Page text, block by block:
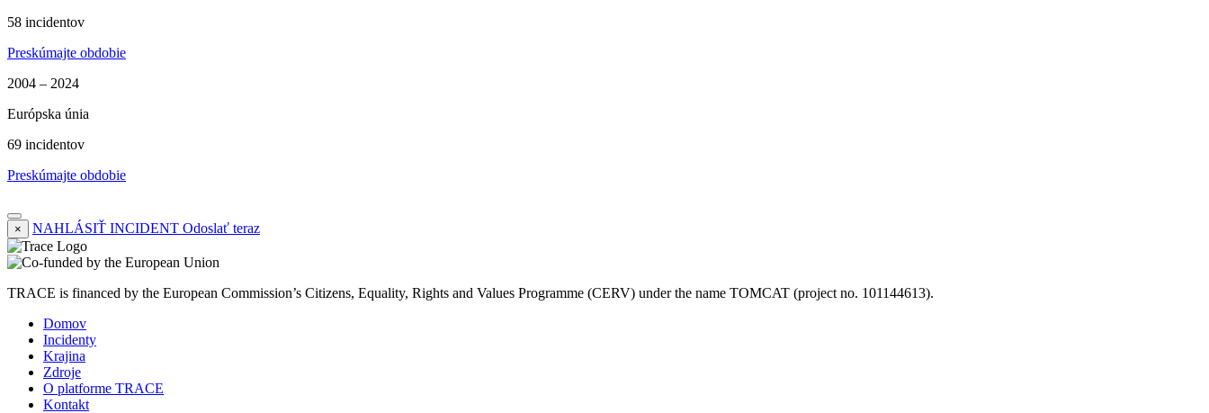
58 incidentov
Preskúmajte obdobie
2004 – 2024
Európska únia
69 incidentov
Preskúmajte obdobie
× NAHLÁSIŤ INCIDENT Odoslať teraz
TRACE is financed by the European Commission’s Citizens, Equality, Rights and Values Programme (CERV) under the name TOMCAT (project no. 101144613).
Domov
Incidenty
Krajina
Zdroje
O platforme TRACE
Kontakt